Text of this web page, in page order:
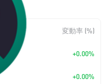
変動率 (%)
+0.00%
+0.00%